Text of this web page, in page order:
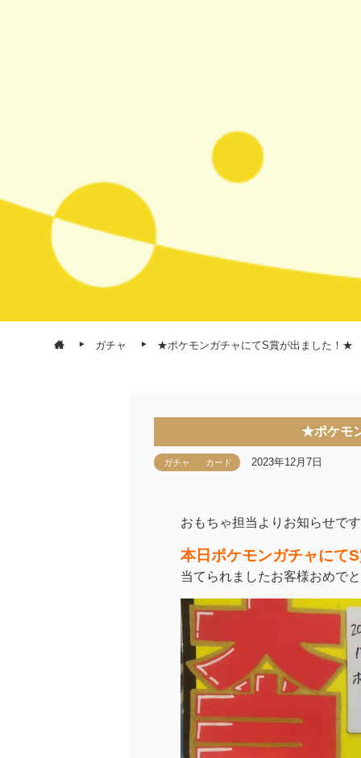
ガチャ ★ポケモンガチャにてS賞が出ました！★
★ポケモ
ガチャ カード 2023年12月7日
おもちゃ担当よりお知らせで
本日ポケモンガチャにて
当てられましたお客様おめで